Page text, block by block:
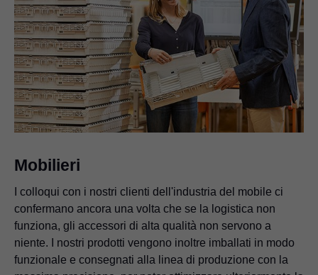
Mobilieri
I colloqui con i nostri clienti dell'industria del mobile ci
confermano ancora una volta che se la logistica non
funziona, gli accessori di alta qualità non servono a
niente. I nostri prodotti vengono inoltre imballati in modo
funzionale e consegnati alla linea di produzione con la